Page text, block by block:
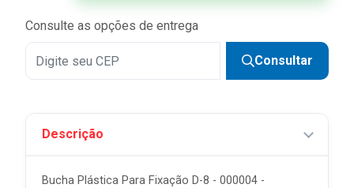
Consulte as opções de entrega
Consultar
Descrição
Bucha Plástica Para Fixação D-8 - 000004 -